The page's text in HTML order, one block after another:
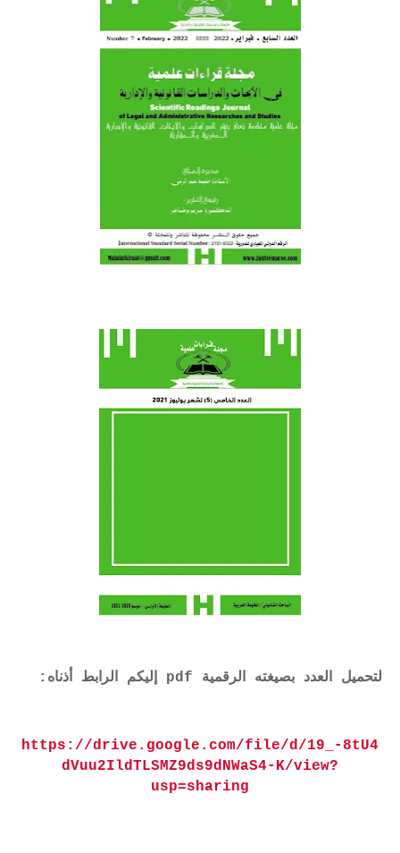
لتحميل العدد بصيغته الرقمية pdf إليكم الرابط أذناه:
https://drive.google.com/file/d/19_-8tU4
dVuu2IldTLSMZ9ds9dNWaS4-K/view?
usp=sharing